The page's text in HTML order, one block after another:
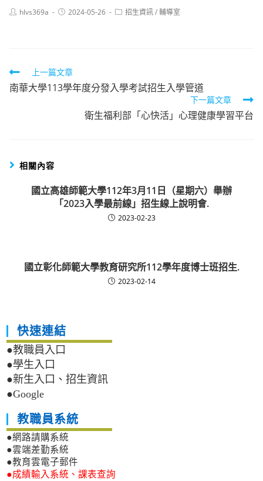
Posthlvs369a
Post2024-05-26
Post招生資訊/輔導室
Read
more
上一篇文章
南華大學113學年度分發入學考試招生入學管道
下一篇文章
衛生福利部「心快活」心理健康學習平台
相關內容
國立高雄師範大學112年3月11日（星期六）舉辦
「2023入學最前線」招生線上說明會.
2023-02-23
國立彰化師範大學教育研究所112學年度博士班招生.
2023-02-14
快速連結
●教職員入口
●學生入口
●新生入口、招生資訊
●Google
教職員系統
●網路請購系統
●雲端差勤系統
●教育雲電子郵件
●成績輸入系統、課表查詢